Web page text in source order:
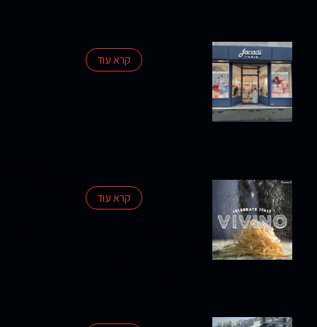
אודות
החברה
צרו
קרא עוד
קרא עוד